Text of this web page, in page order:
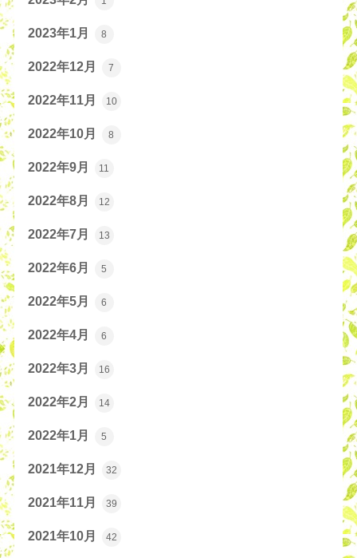
2023年1月 8
2022年12月 7
2022年11月 10
2022年10月 8
2022年9月 11
2022年8月 12
2022年7月 13
2022年6月 5
2022年5月 6
2022年4月 6
2022年3月 16
2022年2月 14
2022年1月 5
2021年12月 32
2021年11月 39
2021年10月 42